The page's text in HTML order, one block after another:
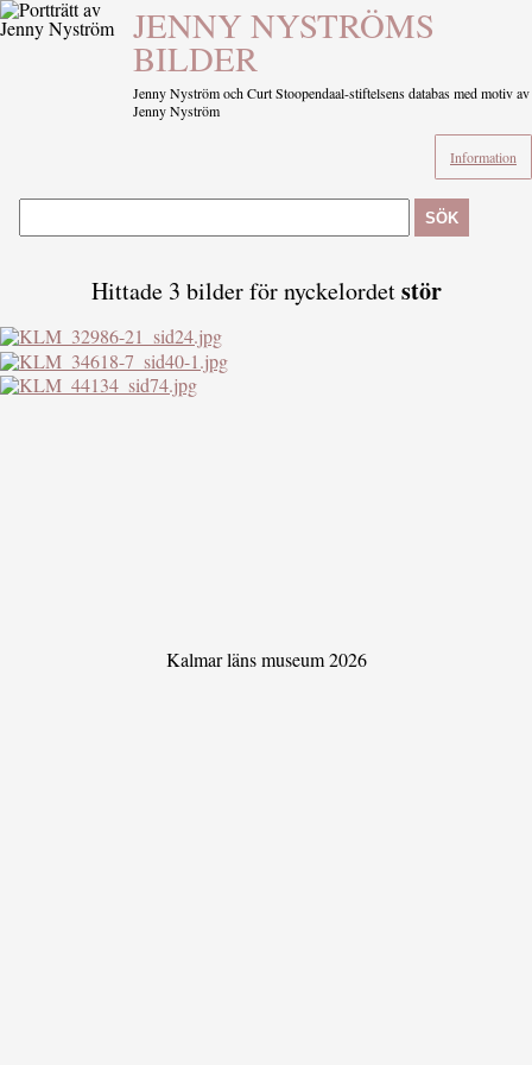
JENNY NYSTRÖMS
BILDER
Jenny Nyström och Curt Stoopendaal-stiftelsens databas med motiv av
Jenny Nyström
Information
SÖK
Hittade 3 bilder för nyckelordetstör
Kalmar läns museum 2026